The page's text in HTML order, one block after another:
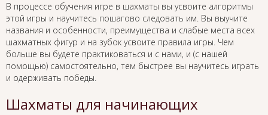
В процессе обучения игре в шахматы вы усвоите алгоритмы
этой игры и научитесь пошагово следовать им. Вы выучите
названия и особенности, преимущества и слабые места всех
шахматных фигур и на зубок усвоите правила игры. Чем
больше вы будете практиковаться и с нами, и (с нашей
помощью) самостоятельно, тем быстрее вы научитесь играть
и одерживать победы.
Шахматы для начинающих